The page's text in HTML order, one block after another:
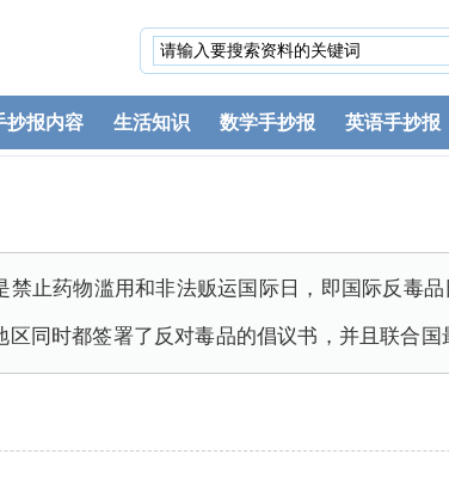
抄报内容 生活知识 数学手抄报 英语手抄报
禁止药物滥用和非法贩运国际日，即国际反毒
同时都签署了反对毒品的倡议书，并且联合国